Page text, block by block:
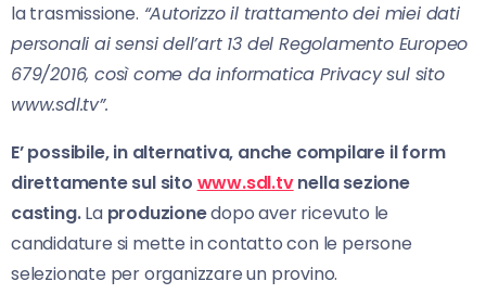
la trasmissione. “Autorizzo il trattamento dei miei dati
personali ai sensi dell’art 13 del Regolamento Europeo
679/2016, così come da informatica Privacy sul sito
www.sdl.tv”.
E’ possibile, in alternativa, anche compilare il form
direttamente sul sito www.sdl.tvnella sezione
casting.La produzionedopo aver ricevuto le
candidature si mette in contatto con le persone
selezionate per organizzare un provino.